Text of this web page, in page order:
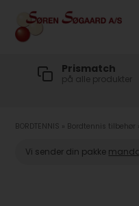
Prismatch
på alle produkter
BORDTENNIS Bordtennis tilbehør
Vi sender din pakke